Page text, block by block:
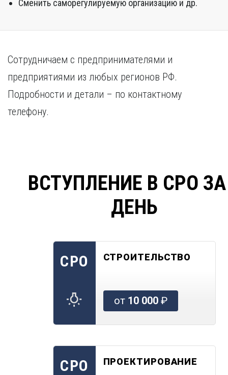
Сменить саморегулируемую организацию и др.
Сотрудничаем с предпринимателями и
предприятиями из любых регионов РФ.
Подробности и детали – по контактному
телефону.
ВСТУПЛЕНИЕ В СРО
ДЕНЬ
СРО СТРОИТЕЛЬСТВО
от 10 000₽
СРО ПРОЕКТИРОВАНИЕ